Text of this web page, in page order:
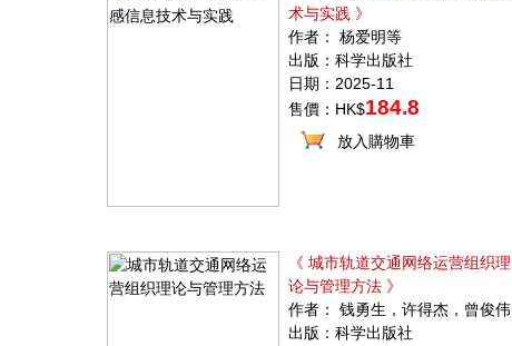
术与实践 》
作者： 杨爱明等
出版：科学出版社
日期：2025-11
售價：HK$184.8
放入購物車
《 城市轨道交通网络运营组织理
论与管理方法 》
作者： 钱勇生，许得杰，曾俊伟
出版：科学出版社